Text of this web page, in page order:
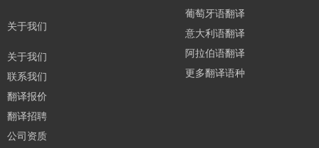
关于我们
关于我们
联系我们
翻译报价
翻译招聘
公司资质
葡萄牙语翻译
意大利语翻译
阿拉伯语翻译
更多翻译语种